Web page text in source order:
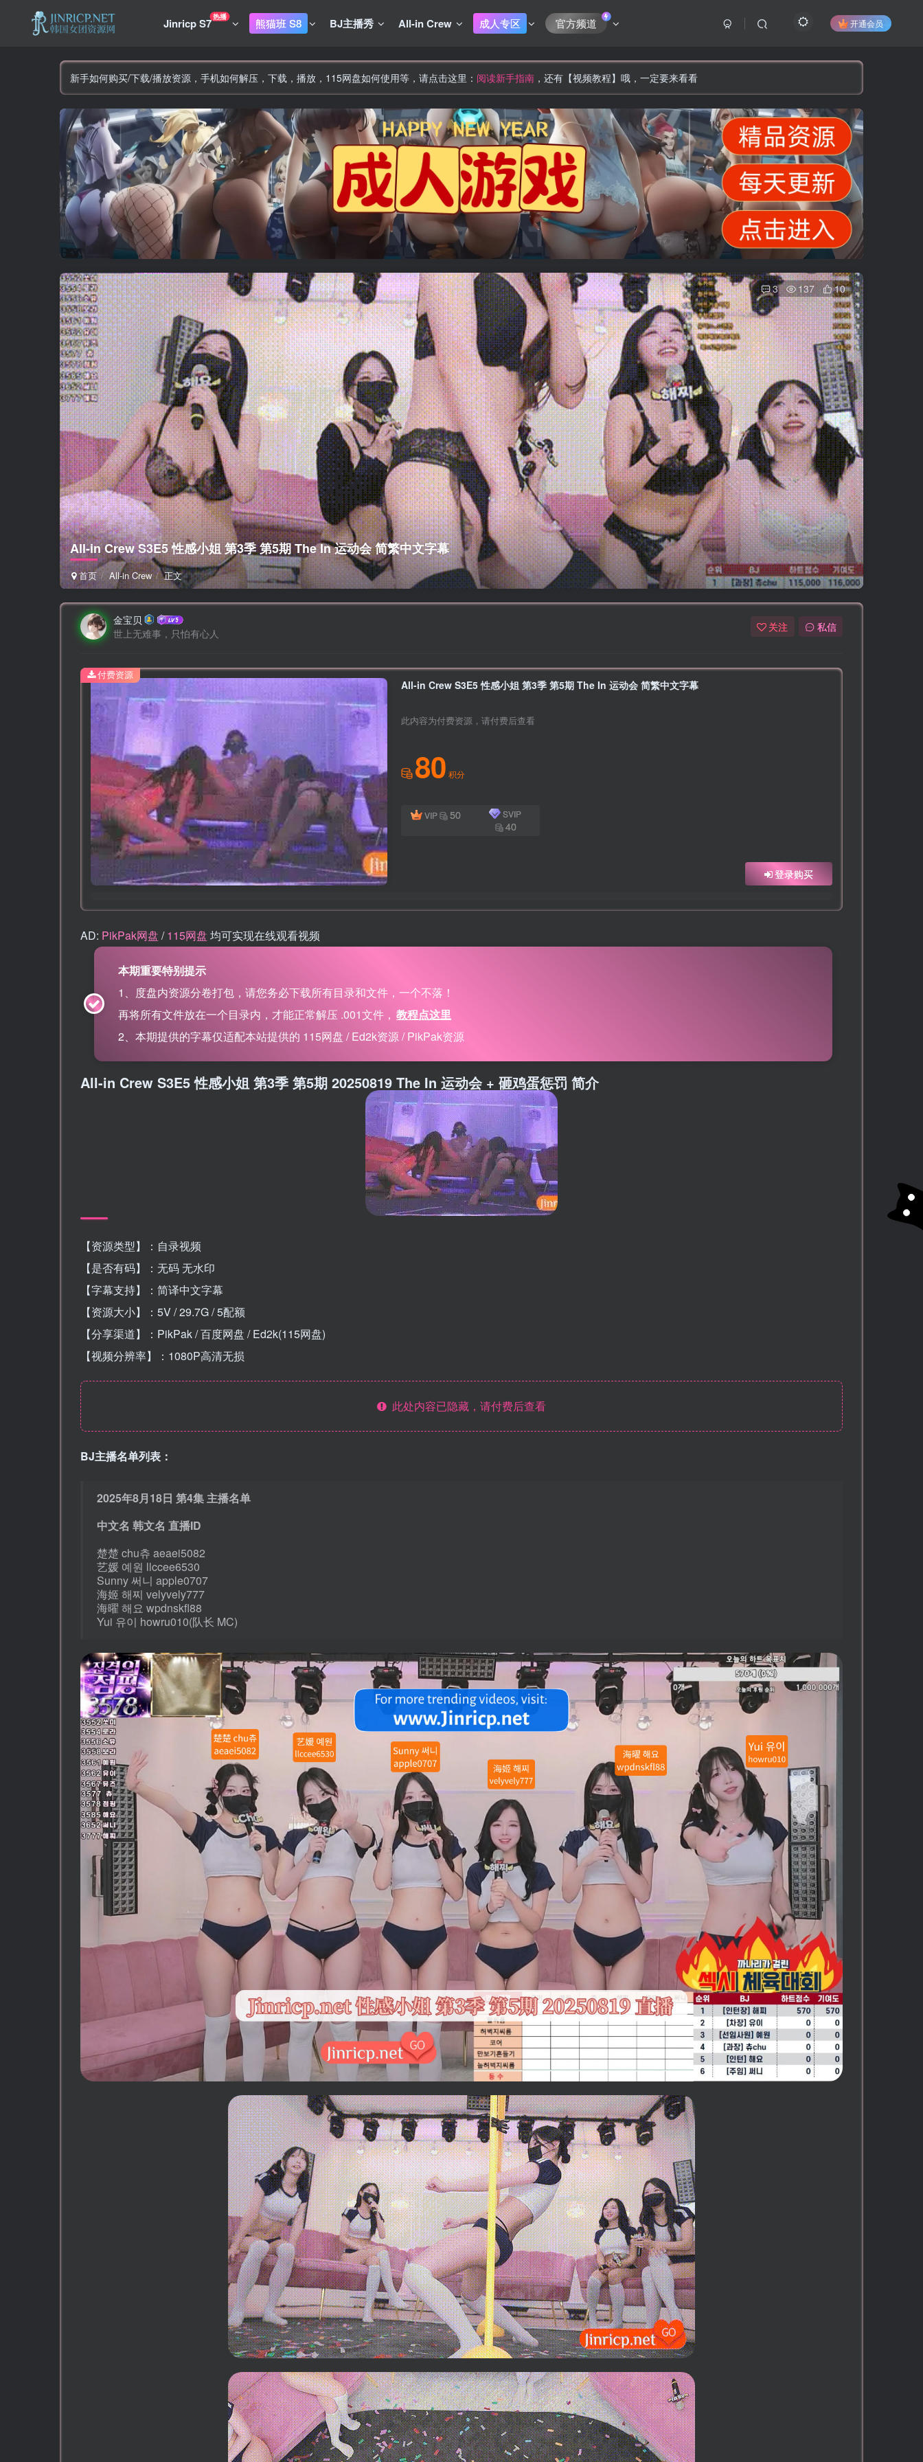
Jinricp S7热播 熊猫班 S8 BJ主播秀 All-in Crew 成人专区 官方频道 开通会员
新手如何购买/下载/播放资源，手机如何解压，下载，播放，115网盘如何使用等，请点击这里： 阅读新手指南 ，还有【视频教程】哦，一定要来看看
All-in Crew S3E5 性感小姐 第3季 第5期 The In 运动会 简繁中文字幕
首页 All-in Crew 正文
3 137 10
金宝贝
世上无难事，只怕有心人
关注 私信
All-in Crew S3E5 性感小姐 第3季 第5期 The In 运动会 简繁中文字幕
此内容为付费资源，请付费后查看
80 积分
VIP 50 SVIP
40
登录购买
付费资源
AD: PikPak网盘 /115网盘 均可实现在线观看视频
本期重要特别提示
1、度盘内资源分卷打包，请您务必下载所有目录和文件，一个不落！
再将所有文件放在一个目录内，才能正常解压 .001文件， 教程点这里
2、本期提供的字幕仅适配本站提供的 115网盘 / Ed2k资源 / PikPak资源
All-in Crew S3E5 性感小姐 第3季 第5期 20250819 The In 运动会 + 砸鸡蛋惩罚 简介
【资源类型】：自录视频
【是否有码】：无码 无水印
【字幕支持】：简译中文字幕
【资源大小】：5V / 29.7G / 5配额
【分享渠道】：PikPak / 百度网盘 / Ed2k(115网盘)
【视频分辨率】：1080P高清无损
此处内容已隐藏，请付费后查看
BJ主播名单列表：
2025年8月18日 第4集 主播名单
中文名 韩文名 直播ID
楚楚 chu츄 aeaei5082
艺媛 예원 llccee6530
Sunny 써니 apple0707
海姬 해찌 velyvely777
海曜 해요 wpdnskfl88
Yui 유이 howru010(队长 MC)